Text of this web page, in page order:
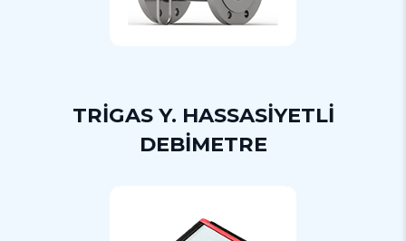
TRİGAS Y. HASSASİYETLİ
DEBİMETRE